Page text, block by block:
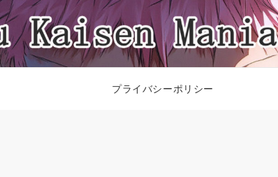
プライバシーポリシー